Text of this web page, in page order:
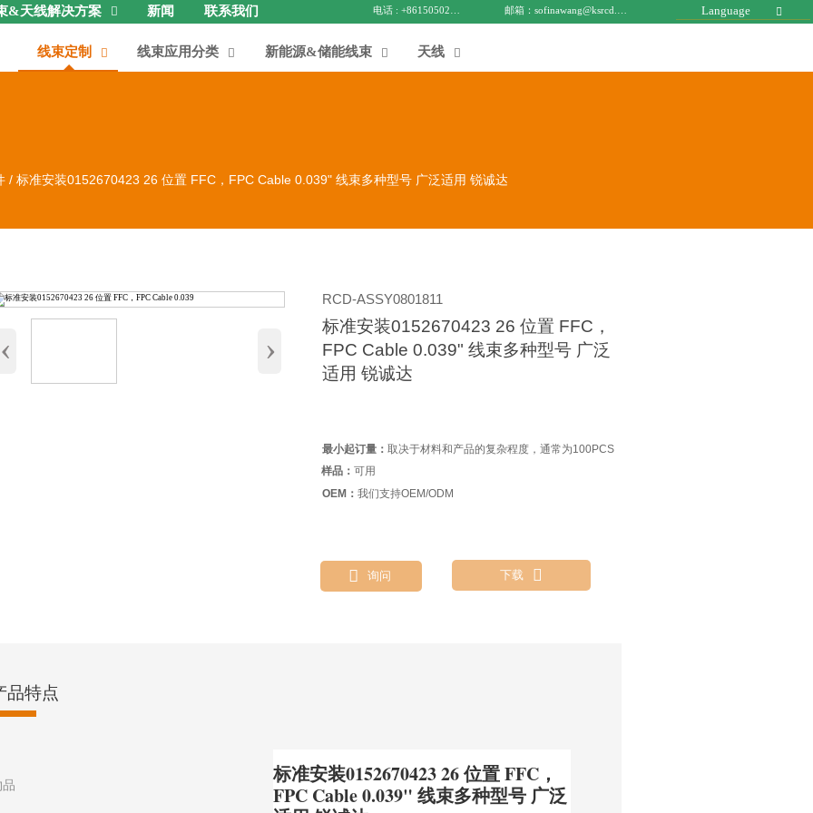
&天线解决方案  新闻 联系我们 Language 
线束定制  线束应用分类  新能源&储能线束  天线 
/ 标准安装0152670423 26 位置 FFC，FPC Cable 0.039" 线束多种型号 广泛适用 锐诚达
‹ ›
RCD-ASSY0801811
标准安装0152670423 26 位置 FFC，
FPC Cable 0.039" 线束多种型号 广泛
适用 锐诚达
最小起订量： 取决于材料和产品的复杂程度，通常为100PCS
样品：可用
OEM： 我们支持OEM/ODM
 询问 下载 
品特点
品
标准安装0152670423 26 位置 FFC，
FPC Cable 0.039" 线束多种型号 广泛